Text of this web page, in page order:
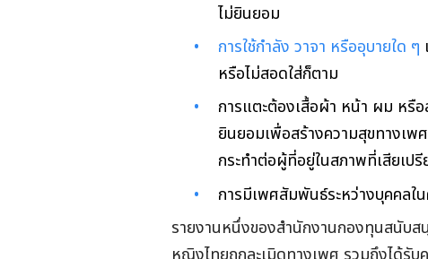
ไม่ยินยอม
การใช้กำลัง วาจา หรืออุบายใด ๆ
หรือไม่สอดใส่ก็ตาม
การแตะต้องเสื้อผ้า หน้า ผม หรื
ยินยอมเพื่อสร้างความสุขทางเพ
กระทำต่อผู้ที่อยู่ในสภาพที่เสียเป
การมีเพศสัมพันธ์ระหว่างบุคคลใ
รายงานหนึ่งของสำนักงานกองทุนสนับส